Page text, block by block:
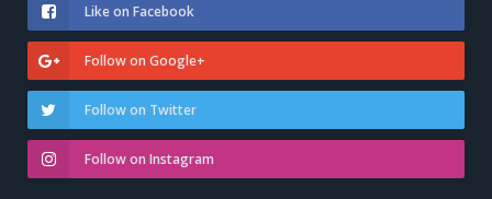
Like on Facebook
Follow on Google+
Follow on Twitter
Follow on Instagram